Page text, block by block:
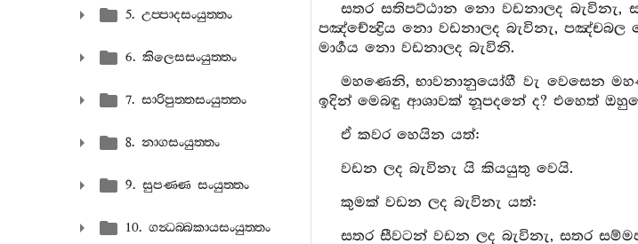
5. උප‍්පාදසංයුත‍්තං
6. කිලෙසසංයුත‍්තං
7. සාරිපුත‍්තසංයුත‍්තං
8. නාගසංයුත‍්තං
9. සුපණ‍්ණ සංයුත‍්තං
10. ගන්‍ධබ‍්බකායසංයුත‍්තං
සතර සතිපට්ඨාන නො වඩනාලද බැවිනැ,
පඤ්චේන්‍ද්‍රිය නො වඩනාලද බැවිනැ,
මාර්‍ගය නො වඩනාලද බැවිනි.
මහණෙනි, භාවනානුයෝගී වැ වෙසෙන
ඉදින් මෙබඳු ආශාවක් නූපදනේ ද? එහෙත්
ඒ කවර හෙයින යත්:
වඩන ලද බැවිනැ යි කියයුතු වෙයි.
කුමක් වඩන ලද බැවිනැ යත්:
සතර සීවටන් වඩන ලද බැවිනැ, සතර